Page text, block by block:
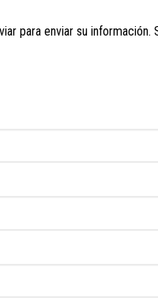
para enviar su información.